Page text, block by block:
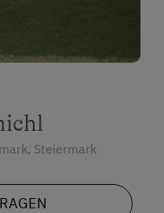
Steiermark